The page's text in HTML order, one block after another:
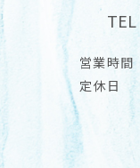
TEL
営業時間
定休日